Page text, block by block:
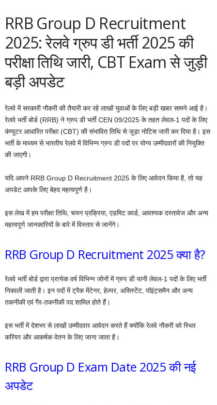
RRB Group D Recruitment
2025: रेलवे ग्रुप डी भर्ती 2025 की
परीक्षा तिथि जारी, CBT Exam से जुड़ी
बड़ी अपडेट
रेलवे में सरकारी नौकरी की तैयारी कर रहे लाखों युवाओं के लिए बड़ी खबर सामने आई है।
रेलवे भर्ती बोर्ड (RRB) ने ग्रुप डी भर्ती CEN 09/2025 के तहत लेवल-1 पदों के लिए
कंप्यूटर आधारित परीक्षा (CBT) की संभावित तिथि से जुड़ा नोटिस जारी कर दिया है। इस
भर्ती के माध्यम से भारतीय रेलवे में विभिन्न ग्रुप डी पदों पर योग्य उम्मीदवारों की नियुक्ति
की जाएगी।
यदि आपने RRB Group D Recruitment 2025 के लिए आवेदन किया है, तो यह
अपडेट आपके लिए बेहद महत्वपूर्ण है।
इस लेख में हम परीक्षा तिथि, चयन प्रक्रिया, एडमिट कार्ड, आवश्यक दस्तावेज और अन्य
महत्वपूर्ण जानकारियों के बारे में विस्तार से जानेंगे।
RRB Group D Recruitment 2025 क्या है?
रेलवे भर्ती बोर्ड द्वारा प्रत्येक वर्ष विभिन्न जोनों में ग्रुप डी यानी लेवल-1 पदों के लिए भर्ती
निकाली जाती है। इन पदों में ट्रैक मेंटेनर, हेल्पर, असिस्टेंट, पॉइंट्समैन और अन्य
तकनीकी एवं गैर-तकनीकी पद शामिल होते हैं।
इस भर्ती में देशभर से लाखों उम्मीदवार आवेदन करते हैं क्योंकि रेलवे नौकरी को स्थिर
करियर और आकर्षक वेतन के लिए जाना जाता है।
RRB Group D Exam Date 2025 की नई
अपडेट